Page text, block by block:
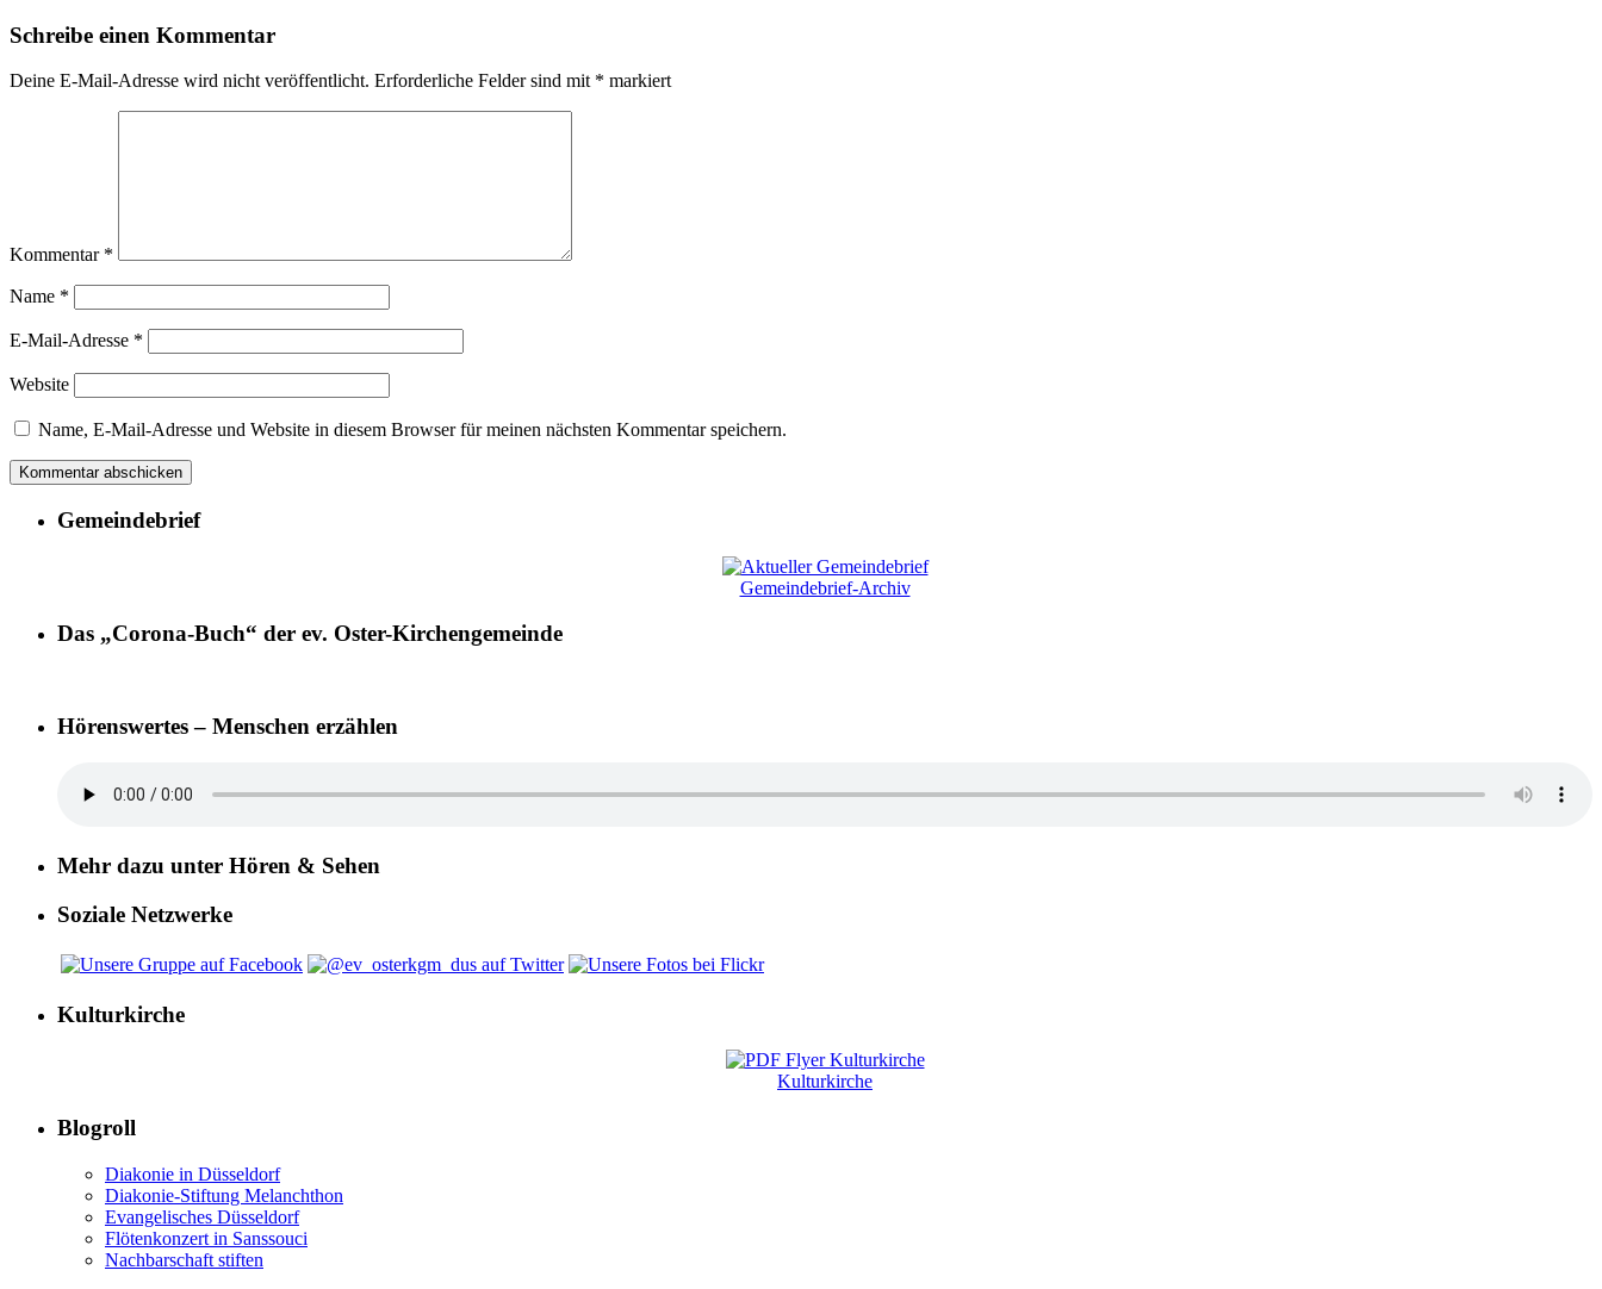
Schreibe einen Kommentar
Deine E-Mail-Adresse wird nicht veröffentlicht. Erforderliche Felder sind mit * markiert
Kommentar *
Name *
E-Mail-Adresse *
Website
Name, E-Mail-Adresse und Website in diesem Browser für meinen nächsten Kommentar speichern.
Gemeindebrief
Gemeindebrief-Archiv
Das „Corona-Buch“ der ev. Oster-Kirchengemeinde
Hörenswertes – Menschen erzählen
Mehr dazu unter Hören & Sehen
Soziale Netzwerke
Kulturkirche
Kulturkirche
Blogroll
Diakonie in Düsseldorf
Diakonie-Stiftung Melanchthon
Evangelisches Düsseldorf
Flötenkonzert in Sanssouci
Nachbarschaft stiften